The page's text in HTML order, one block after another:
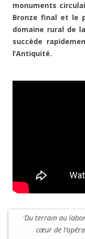
monuments
Bronze final et le
domaine rural de
succède
l’Antiquité.
‘Du terrain au
cœur de